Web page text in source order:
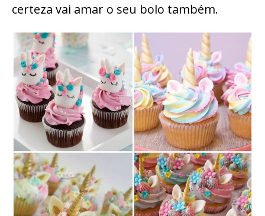
certeza vai amar o seu bolo também.